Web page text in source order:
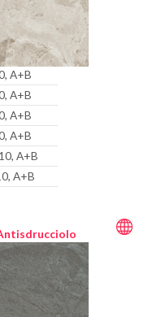
A+B
A+B
A+B
A+B
A+B
A+B